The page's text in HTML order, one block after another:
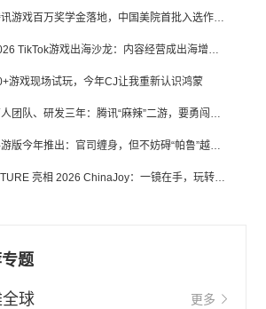
腾讯游戏百万奖学金落地，中国美院首批入选作品获业内关注
2026 TikTok游戏出海沙龙：内容经营成出海增长新引擎
游戏现场试玩，今年CJ让我重新认识鸿蒙
百人团队、研发三年：腾讯“麻辣”二游，要勇闯男性恋爱市场
手游版今年推出：官司缠身，但不妨碍“帕鲁”越来越火
VITURE 亮相 2026 ChinaJoy：一镜在手，玩转全场！
题
球 更多